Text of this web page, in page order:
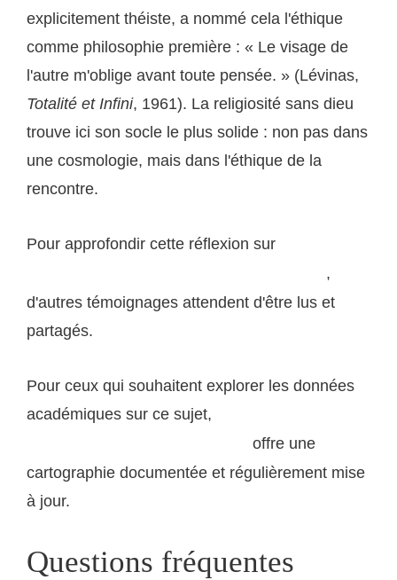
explicitement théiste, a nommé cela l'éthique
comme philosophie première : « Le visage de
l'autre m'oblige avant toute pensée. » (Lévinas,
Totalité et Infini, 1961). La religiosité sans dieu
trouve ici son socle le plus solide : non pas dans
une cosmologie, mais dans l'éthique de la
rencontre.
Pour approfondir cette réflexion sur
,
d'autres témoignages attendent d'être lus et
partagés.
Pour ceux qui souhaitent explorer les données
académiques sur ce sujet,
offre une
cartographie documentée et régulièrement mise
à jour.
Questions fréquentes